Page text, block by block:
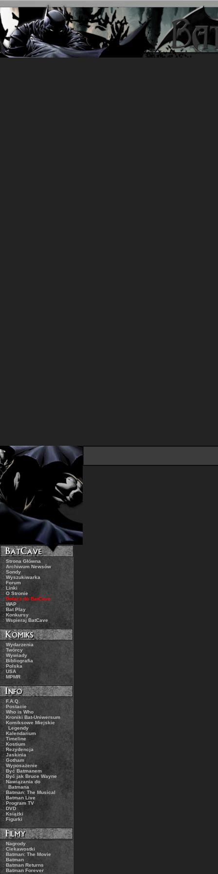
.: Strona Główna
.: Archiwum Newsów
.: Sondy
.:Wyszukiwarka
.: Forum
.: Linki
.: O Stronie
.: Dołącz do BatCave
.: WAP
.: Bat Play
.: Konkursy
.: Wspieraj BatCave
.: Wydarzenia
.: Twórcy
.: Wywiady
.:Bibliografia
.: Polska
.: USA
.: MPMR
.: F.A.Q.
.: Postacie
.: Who is Who
.:Kroniki Bat-Uniwersum
.: Komiksowe Miejskie
Legendy
.: Kalendarium
.: Timeline
.: Kostium
.: Rezydencja
.: Jaskinia
.: Gotham
.:Wyposażenie
.: Być Batmanem
.: Być jak Bruce Wayne
.: Nawiązania do
Batmana
.:Batman: The Musical
.: Batman Live
.: Program TV
.: DVD
.:Książki
.: Figurki
.: Nagrody
.: Ciekawostki
.: Batman: The Movie
.:Batman
.: Batman Returns
.: Batman Forever